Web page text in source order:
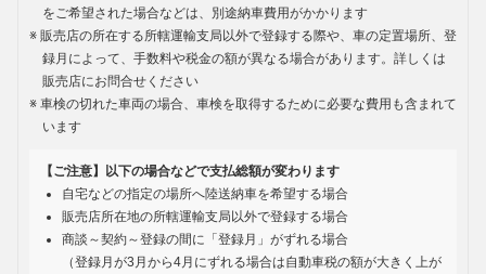
をご希望された場合などは、別途納車費用がかかります
販売店の所在する所轄運輸支局以外で登録する際や、車の定置場所、登
録月によって、手数料や税金の額が異なる場合があります。詳しくは
販売店にお問合せください
車検の切れた車両の場合、車検を取得するために必要な費用も含まれて
います
【ご注意】以下の場合などで支払総額が変わります
自宅などの指定の場所へ陸送納車を希望する場合
販売店所在地の所轄運輸支局以外で登録する場合
商談～契約～登録の間に「登録月」がずれる場合
（登録月が3月から4月にずれる場合は自動車税の額が大きく上が